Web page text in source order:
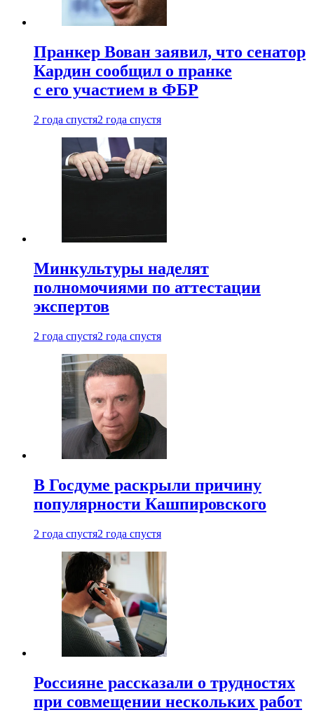
Пранкер Вован заявил, что сенатор
Кардин сообщил о пранке
с его участием в ФБР
2 года спустя2 года спустя
Минкультуры наделят
полномочиями по аттестации
экспертов
2 года спустя2 года спустя
В Госдуме раскрыли причину
популярности Кашпировского
2 года спустя2 года спустя
Россияне рассказали о трудностях
при совмещении нескольких работ